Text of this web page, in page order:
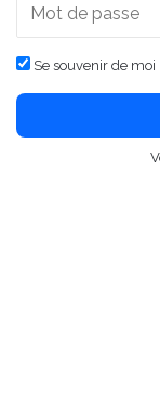
Se souvenir de moi